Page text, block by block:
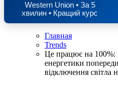
Western Union • За 5
хвилин • Кращий курс
Главная
Trends
Це працює на 100%:
енергетики
відключення світла